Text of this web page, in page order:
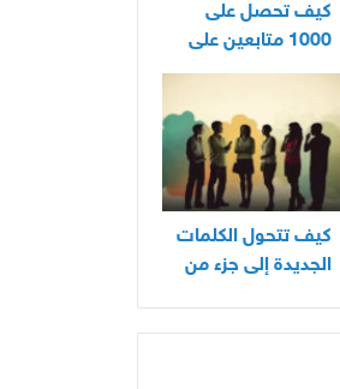
كيف تحصل على
1000 متابعين على
انستقرام بسرعة
كيف تتحول الكلمات
الجديدة إلى جزء من